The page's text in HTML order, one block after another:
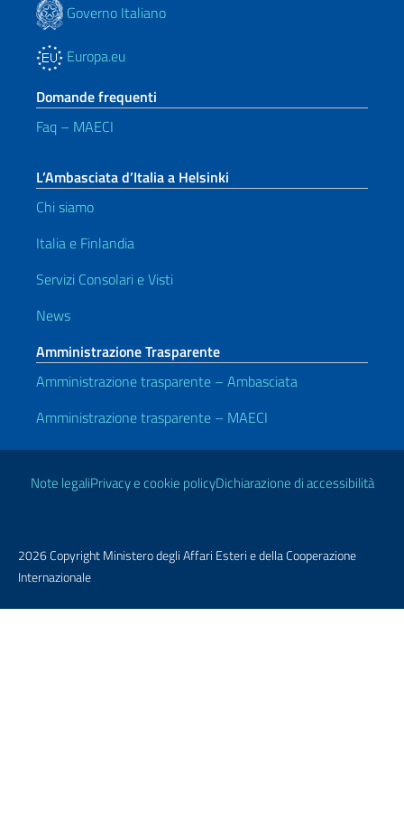
Governo Italiano
Europa.eu
Domande frequenti
Faq – MAECI
L’Ambasciata d’Italia a Helsinki
Chi siamo
Italia e Finlandia
Servizi Consolari e Visti
News
Amministrazione Trasparente
Amministrazione trasparente – Ambasciata
Amministrazione trasparente – MAECI
Link Utili
Note legaliPrivacy e cookie policyDichiarazione di accessibilità
2026 Copyright Ministero degli Affari Esteri e della Cooperazione
Internazionale